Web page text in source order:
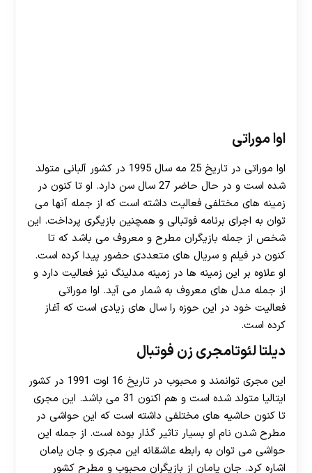
اوا موراتی
اوا موراتی در تاریخ 25 مه سال 1995 در کشور آلبانی متولد
شده است و در حال حاضر 27 سال سن دارد. او تا کنون در
زمینه های مختلفی فعالیت داشته است که از جمله آنها می
توان به اجرای برنامه فوتبالی و همچنین بازیگری پرداخت. این
شخص از جمله بازیگران مطرح و معروف می باشد که تا
کنون در فیلم و سریال های متعددی حضور پیدا کرده است.
او علاوه بر این زمینه ها در زمینه مدلینگ نیز فعالیت دارد و
از جمله مدل های معروف به شمار می آید. اوا موراتی
فعالیت خود در این حوزه را سال های زیادی است که آغاز
کرده است.
دیلتا لئوتامجری زن فوتبال
این مجری توانمند و محبوب در تاریخ 16 اوت 1991 در کشور
ایتالیا متولد شده است و هم اکنون 31 می باشد. این مجری
تا کنون حاشیه های مختلفی داشته است که این حواشی در
مطرح شدن نام او بسیار تاثیر گذار بوده است. از جمله این
حواشی می توان به رابطه عاشقانه این مجری و جان یامان
اشاره کرد. جان یامان از بازیگران محبوب و مطرح کشور